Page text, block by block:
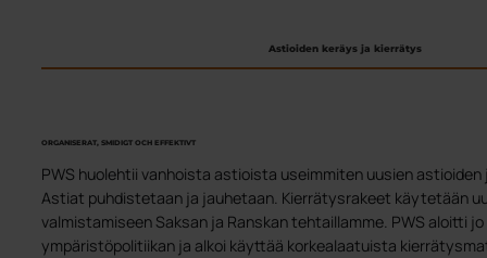
Astioiden keräys ja kierrätys
ORGANISERAT, SMIDIGT OCH EFFEKTIVT
PWS huolehtii vanhoista astioista useimmiten uusien
Astiat puhdistetaan ja jauhetaan. Kierrätysrakeet käytetään
valmistamiseen Saksan ja Ranskan tehtaillamme. PWS aloitti
ympäristöpolitiikan ja alkoi käyttää korkealaatuista